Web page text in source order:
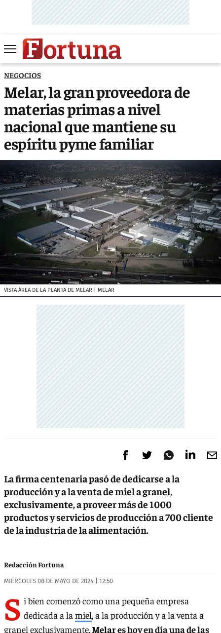
NEGOCIOS
Melar, la gran proveedora de
materias primas a nivel
nacional que mantiene su
espíritu pyme familiar
VISTA ÁREA DE LA PLANTA DE MELAR | MELAR
La firma centenaria pasó de dedicarse a la
producción y a la venta de miel a granel,
exclusivamente, a proveer más de 1000
productos y servicios de producción a 700 cliente
de la industria de la alimentación.
Redacción Fortuna
MIÉRCOLES 08 DE MAYO DE 2024 | 12:50
S i bien comenzó como una pequeña empresa
dedicada a la miel, a la producción y a la venta a
granel exclusivamente,Melares hoy en día una de las